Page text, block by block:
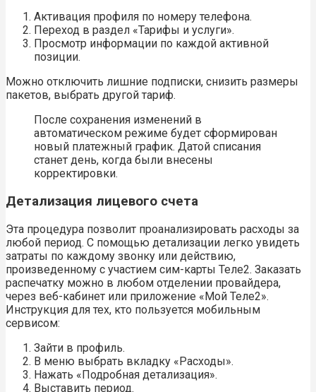
Активация профиля по номеру телефона.
Переход в раздел «Тарифы и услуги».
Просмотр информации по каждой активной
позиции.
Можно отключить лишние подписки, снизить размеры
пакетов, выбрать другой тариф.
После сохранения изменений в
автоматическом режиме будет сформирован
новый платежный график. Датой списания
станет день, когда были внесены
корректировки.
Детализация лицевого счета
Эта процедура позволит проанализировать расходы за
любой период. С помощью детализации легко увидеть
затраты по каждому звонку или действию,
произведенному с участием сим-карты Теле2. Заказать
распечатку можно в любом отделении провайдера,
через веб-кабинет или приложение «Мой Теле2».
Инструкция для тех, кто пользуется мобильным
сервисом:
Зайти в профиль.
В меню выбрать вкладку «Расходы».
Нажать «Подробная детализация».
Выставить период.